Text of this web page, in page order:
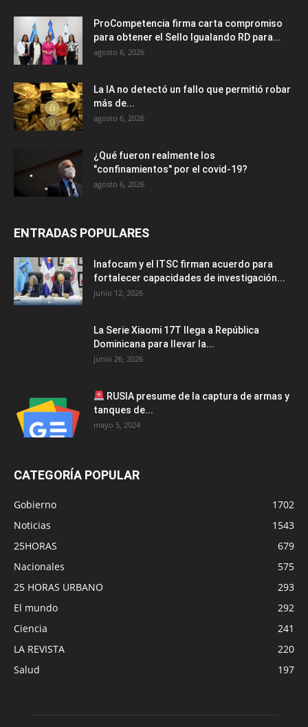
ProCompetencia firma carta compromiso
para obtener el Sello Igualando RD para...
agosto 6, 2026
La IA no detectó un fallo que permitió robar
más de...
agosto 6, 2026
¿Qué fueron realmente los
"confinamientos" por el covid-19?
agosto 6, 2026
ENTRADAS POPULARES
Inafocam y el ITSC firman acuerdo para
fortalecer capacidades de investigación...
junio 12, 2026
La Serie Xiaomi 17T llega a República
Dominicana para llevar la...
junio 26, 2026
RUSIA presume de la captura de armas y
tanques de...
mayo 5, 2024
CATEGORÍA POPULAR
Gobierno
1702
Noticias
1543
25HORAS
679
Nacionales
575
25 HORAS URBANO
293
El mundo
292
Ciencia
241
LA REVISTA
220
Salud
197